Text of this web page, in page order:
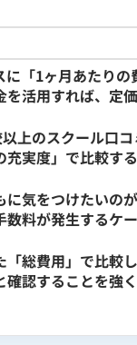
解析士（一般社団
ル検定 初級（一
ブコーディング検
に「1ヶ月あたり
を活用すれば、定
上のスクール口
実度」で比較す
に気をつけたいの
料が発生するケー
「総費用」で比較
認することを強